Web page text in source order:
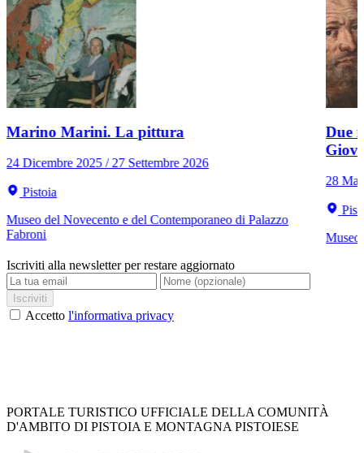
Marino Marini. La pittura
24 Dicembre 2025 / 27 Settembre 2026
Pistoia
Museo del Novecento e del Contemporaneo di Palazzo
Fabroni
Due
28
Museo
Iscriviti alla newsletter per restare aggiornato
Iscriviti
Accetto l'informativa privacy
PORTALE TURISTICO UFFICIALE DELLA COMUNITÀ
D'AMBITO DI PISTOIA E MONTAGNA PISTOIESE